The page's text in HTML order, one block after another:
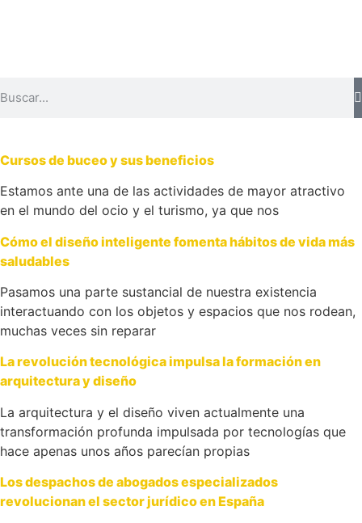
Cursos de buceo y sus beneficios
Estamos ante una de las actividades de mayor atractivo
en el mundo del ocio y el turismo, ya que nos
Cómo el diseño inteligente fomenta hábitos de vida más
saludables
Pasamos una parte sustancial de nuestra existencia
interactuando con los objetos y espacios que nos rodean,
muchas veces sin reparar
La revolución tecnológica impulsa la formación en
arquitectura y diseño
La arquitectura y el diseño viven actualmente una
transformación profunda impulsada por tecnologías que
hace apenas unos años parecían propias
Los despachos de abogados especializados
revolucionan el sector jurídico en España